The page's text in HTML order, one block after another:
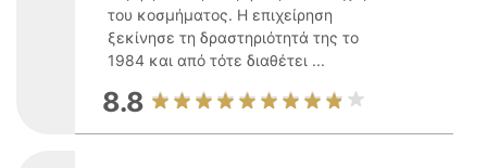
του κοσμήματος. Η επιχείρηση
ξεκίνησε τη δραστηριότητά της το
1984 και από τότε διαθέτει ...
8.8